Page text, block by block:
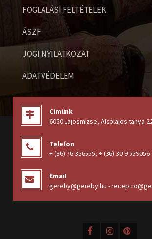
FOGLALÁSI FELTÉTELEK
ÁSZF
JOGI NYILATKOZAT
ADATVÉDELEM
Címünk
6050 Lajosmizse, Alsólajos tanya
Telefon
+ (36) 76 356555, + (36) 30 9 559056
Email
gereby@gereby.hu -